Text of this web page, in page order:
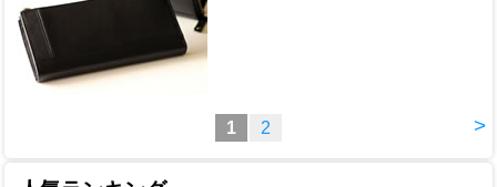
>
1 2